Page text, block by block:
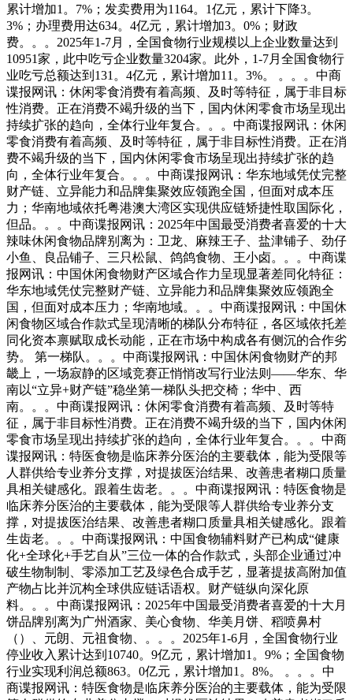
累计增加1。7%；发卖费用为1164。1亿元，累计下降3。
3%；办理费用达634。4亿元，累计增加3。0%；财政
费。。。2025年1-7月，全国食物行业规模以上企业数量达到
10951家，此中吃亏企业数量3204家。此外，1-7月全国食物行
业吃亏总额达到131。4亿元，累计增加11。3%。 。。。中商
谍报网讯：休闲零食消费有着高频、及时等特征，属于非目标
性消费。正在消费不竭升级的当下，国内休闲零食市场呈现出
持续扩张的趋向，全体行业年复合。。。中商谍报网讯：休闲
零食消费有着高频、及时等特征，属于非目标性消费。正在消
费不竭升级的当下，国内休闲零食市场呈现出持续扩张的趋
向，全体行业年复合。。。中商谍报网讯：华东地域凭仗完整
财产链、立异能力和品牌集聚效应领跑全国，但面对成本压
力；华南地域依托粤港澳大湾区实现供应链矫捷性取国际化，
但品。。。中商谍报网讯：2025年中国最受消费者喜爱的十大
辣味休闲食物品牌别离为：卫龙、麻辣王子、盐津铺子、劲仔
小鱼、良品铺子、三只松鼠、鸽鸽食物、王小卤。。。中商谍
报网讯：中国休闲食物财产区域合作力呈现显著差同化特征：
华东地域凭仗完整财产链、立异能力和品牌集聚效应领跑全
国，但面对成本压力；华南地域。。。中商谍报网讯：中国休
闲食物区域合作款式呈现清晰的梯队分布特征，各区域依托差
同化资本禀赋取成长动能，正在市场中构成各有侧沉的合作劣
势。 第一梯队。。。中商谍报网讯：中国休闲食物财产的邦
畿上，一场寂静的区域竞赛正悄悄改写行业法则——华东、华
南以“立异+财产链”稳坐第一梯队头把交椅；华中、西
南。。。中商谍报网讯：休闲零食消费有着高频、及时等特
征，属于非目标性消费。正在消费不竭升级的当下，国内休闲
零食市场呈现出持续扩张的趋向，全体行业年复合。。。中商
谍报网讯：特医食物是临床养分医治的主要载体，能为受限等
人群供给专业养分支撑，对提拔医治结果、改善患者糊口质量
具相关键感化。跟着生齿老。。。中商谍报网讯：特医食物是
临床养分医治的主要载体，能为受限等人群供给专业养分支
撑，对提拔医治结果、改善患者糊口质量具相关键感化。跟着
生齿老。。。中商谍报网讯：中国食物辅料财产已构成“健康
化+全球化+手艺自从”三位一体的合作款式，头部企业通过冲
破生物制制、零添加工艺及绿色合成手艺，显著提拔高附加值
产物占比并沉构全球供应链话语权。财产链纵向深化原
料。。。中商谍报网讯：2025年中国最受消费者喜爱的十大月
饼品牌别离为广州酒家、美心食物、华美月饼、稻喷鼻村
（）、元朗、元祖食物、。。。2025年1-6月，全国食物行业
停业收入累计达到10740。9亿元，累计增加1。9%；全国食物
行业实现利润总额863。0亿元，累计增加1。8%。 。。。中
商谍报网讯：特医食物是临床养分医治的主要载体，能为受限